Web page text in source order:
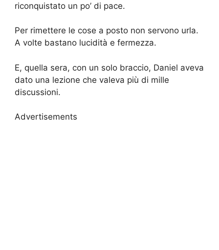
riconquistato un po’ di pace.
Per rimettere le cose a posto non servono urla.
A volte bastano lucidità e fermezza.
E, quella sera, con un solo braccio, Daniel aveva
dato una lezione che valeva più di mille
discussioni.
Advertisements